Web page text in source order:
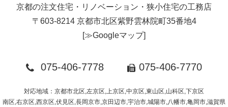
京都の注文住宅・リノベーション・狭小住宅の工務店
〒603-8214 京都市北区紫野雲林院町35番地4
[≫Googleマップ]
075-406-7778 075-406-7770
対応地域：京都市北区,左京区,上京区,中京区,東山区,山科区,下京区
南区,右京区,西京区,伏見区,長岡京市,京田辺市,宇治市,城陽市,八幡市,亀岡市,滋賀県